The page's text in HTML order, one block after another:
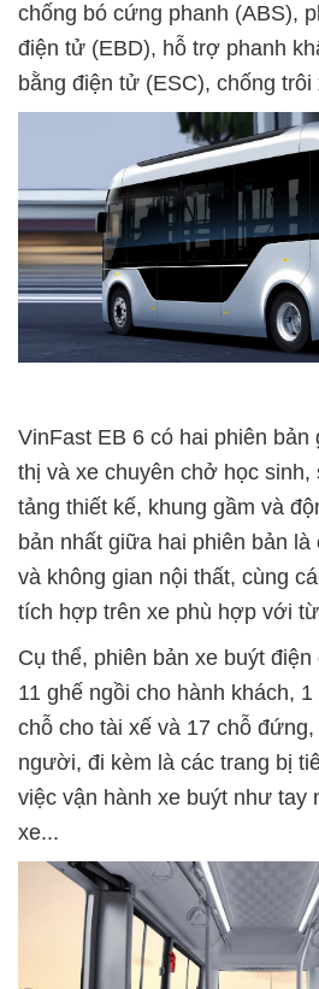
chống bó cứng phanh (ABS),
điện tử (EBD), hỗ trợ phanh
bằng điện tử (ESC), chống
VinFast EB 6 có hai phiên bản
thị và xe chuyên chở học sinh,
tảng thiết kế, khung gầm và
bản nhất giữa hai phiên bản
và không gian nội thất, cùng
tích hợp trên xe phù hợp với
Cụ thể, phiên bản xe buýt
11 ghế ngồi cho hành khách,
chỗ cho tài xế và 17 chỗ
người, đi kèm là các trang bị
việc vận hành xe buýt như tay
xe...